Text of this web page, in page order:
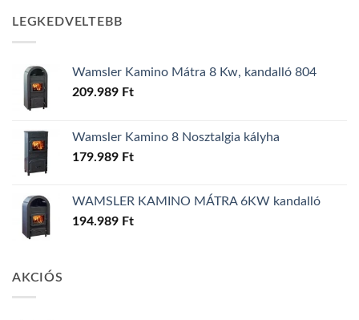
LEGKEDVELTEBB
Wamsler Kamino Mátra 8 Kw, kandalló 804
209.989 Ft
Wamsler Kamino 8 Nosztalgia kályha
179.989 Ft
WAMSLER KAMINO MÁTRA 6KW kandalló
194.989 Ft
AKCIÓS